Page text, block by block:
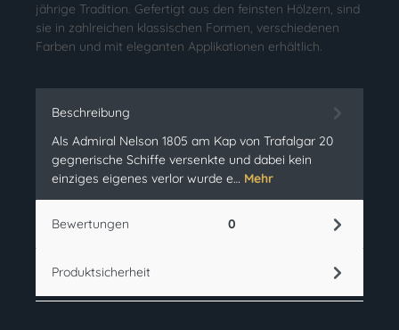
jährige Tradition. Gefertigt aus den feinsten Hölzern, sind
sie in zahlreichen klassischen Formen, verschiedenen
Farben und mit eleganten Applikationen erhältlich.
Beschreibung
Als Admiral Nelson 1805 am Kap von Trafalgar 20
gegnerische Schiffe versenkte und dabei kein
einziges eigenes verlor wurde e… Mehr
Bewertungen 0
Produktsicherheit